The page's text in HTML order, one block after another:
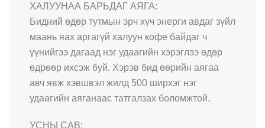
ХАЛУУНАА БАРЬДАГ АЯГА:
Бидний ѳдѳр тутмын эрч хүч энерги авдаг зүйл
маань яах аргагүй халуун кофе байдаг ч
үүнийгээ дагаад нэг удаагийн хэрэглээ ѳдѳр
ѳдрѳѳр ихсэж буй. Хэрэв бид ѳѳрийн аягаа
авч явж хэвшвэл жилд 500 ширхэг нэг
удаагийн аяганаас татгалзах боломжтой.
УСНЫ САВ: